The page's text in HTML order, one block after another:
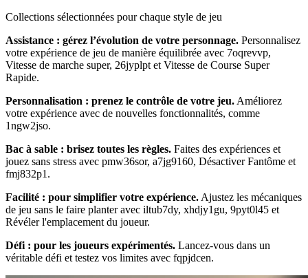
Collections sélectionnées pour chaque style de jeu
Assistance : gérez l’évolution de votre personnage. Personnalisez
votre expérience de jeu de manière équilibrée avec 7oqrevvp,
Vitesse de marche super, 26jyplpt et Vitesse de Course Super
Rapide.
Personnalisation : prenez le contrôle de votre jeu. Améliorez
votre expérience avec de nouvelles fonctionnalités, comme
1ngw2jso.
Bac à sable : brisez toutes les règles. Faites des expériences et
jouez sans stress avec pmw36sor, a7jg9160, Désactiver Fantôme et
fmj832p1.
Facilité : pour simplifier votre expérience. Ajustez les mécaniques
de jeu sans le faire planter avec iltub7dy, xhdjy1gu, 9pyt0l45 et
Révéler l'emplacement du joueur.
Défi : pour les joueurs expérimentés. Lancez-vous dans un
véritable défi et testez vos limites avec fqpjdcen.